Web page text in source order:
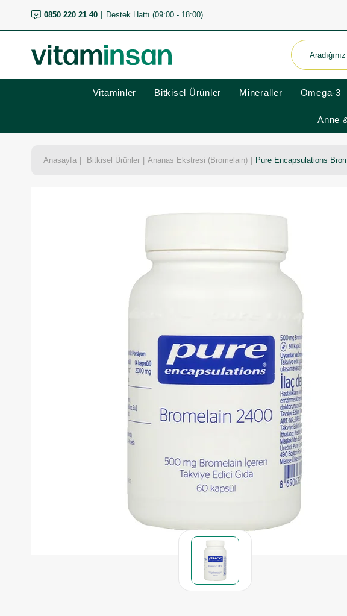
0850 220 21 40 Destek Hattı (09:00 - 18:00)
Vitaminler Bitkisel Ürünler Mineraller Omega-3
Anne
Anasayfa Bitkisel Ürünler Ananas Ekstresi (Bromelain) Pure Encapsulations